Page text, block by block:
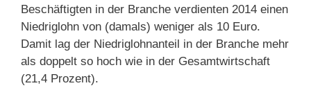
Beschäftigten in der Branche verdienten 2014 einen
Niedriglohn von (damals) weniger als 10 Euro.
Damit lag der Niedriglohnanteil in der Branche mehr
als doppelt so hoch wie in der Gesamtwirtschaft
(21,4 Prozent).